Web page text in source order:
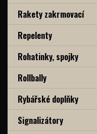
Rakety zakrmovací
Repelenty
Rohatinky, spojky
Rollbally
Rybářské doplňky
Signalizátory